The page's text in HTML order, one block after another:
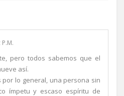
pero todos sabemos que el
así.
por lo general, una persona sin
ímpetu y escaso espíritu de